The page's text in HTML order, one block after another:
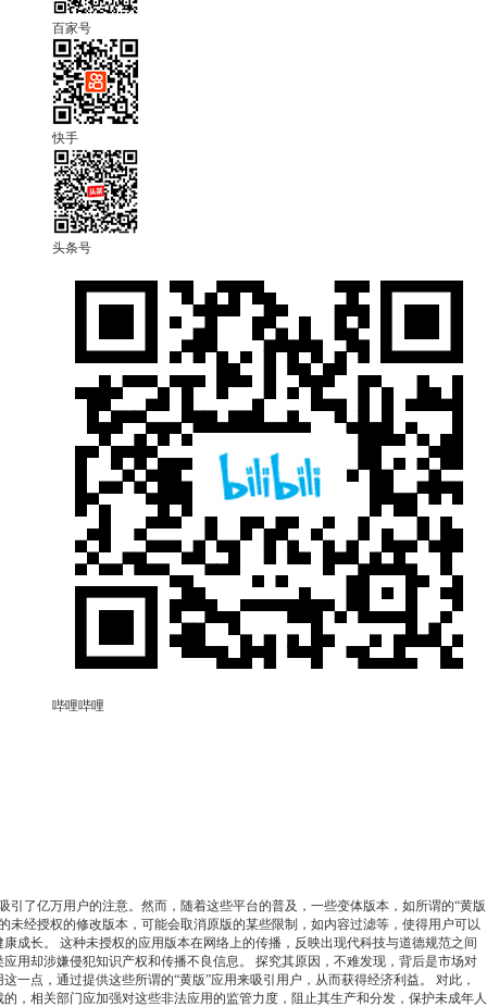
百家号
快手
头条号
哔哩哔哩
了亿万用户的注意。然而，随着这些平台的普及，一些变体版本，如所谓的“黄版
未经授权的修改版本，可能会取消原版的某些限制，如内容过滤等，使得用户可以
成长。 这种未授权的应用版本在网络上的传播，反映出现代科技与道德规范之间
用却涉嫌侵犯知识产权和传播不良信息。 探究其原因，不难发现，背后是市场对
点，通过提供这些所谓的“黄版”应用来吸引用户，从而获得经济利益。 对此，
，相关部门应加强对这些非法应用的监管力度，阻止其生产和分发，保护未成年人